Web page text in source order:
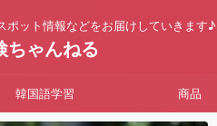
ポット情報などをお届けしていきます♪
ちゃんねる
韓国語学習 商品